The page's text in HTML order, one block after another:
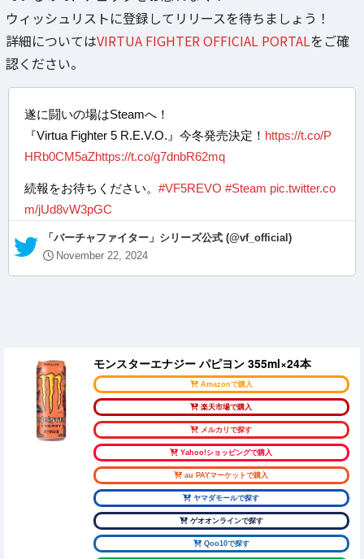
ウィッシュリストに登録してリリースを待ちましょう！
詳細についてはVIRTUA FIGHTER OFFICIAL PORTALをご確
認ください。
遂に闘いの場はSteamへ！
『Virtua Fighter 5 R.E.V.O.』今冬発売決定！ https://t.co/P
HRb0CM5aZhttps://t.co/g7dnbR62mq
続報をお待ちください。 #VF5REVO #Steam pic.twitter.co
m/jUd8vW3pGC
— 「バーチャファイター」シリーズ公式 (@vf_official)
November 22, 2024
モンスターエナジー パピヨン 355ml×24本
Amazonで購入
楽天市場で購入
メルカリで探す
Yahoo!ショッピングで購入
au PAYマーケットで購入
ヤマダモールで探す
ゲオオンラインで探す
Qoo10で探す